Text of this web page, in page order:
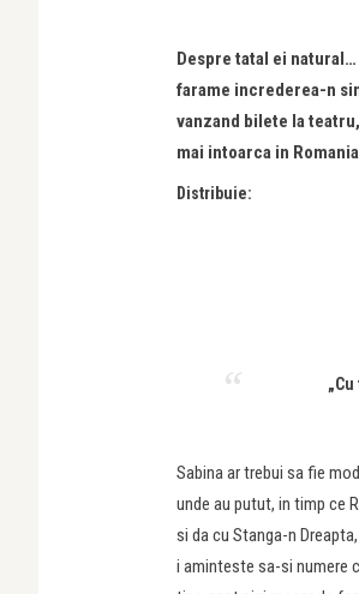
Despre tatal ei
farame increderea-n
vanzand bilete la
mai intoarca in
Distribuie:
Sabina ar trebui sa fie
unde au putut, in timp ce
si da cu Stanga-n
i aminteste sa-si numere